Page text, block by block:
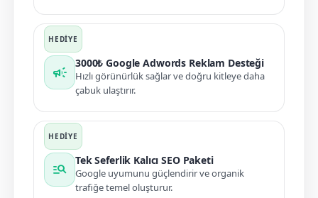
campaign
3000₺ Google Adwords Reklam Desteği
Hızlı görünürlük sağlar ve doğru kitleye daha
çabuk ulaştırır.
manage_search
Tek Seferlik Kalıcı SEO Paketi
Google uyumunu güçlendirir ve organik
trafiğe temel oluşturur.